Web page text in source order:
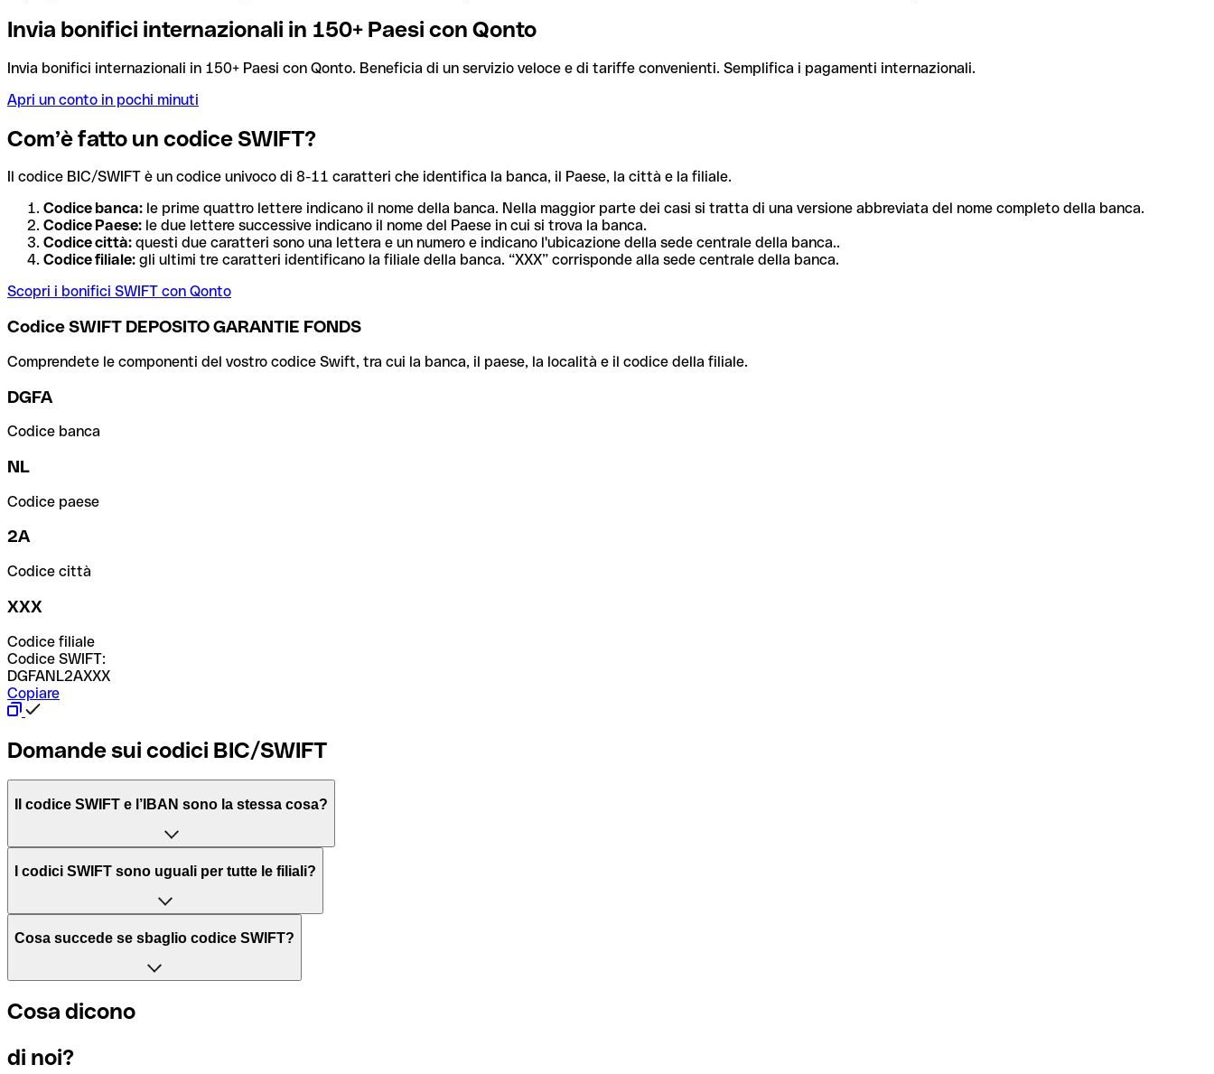
Invia bonifici internazionali in 150+ Paesi con Qonto
Invia bonifici internazionali in 150+ Paesi con Qonto. Beneficia di un servizio veloce e di tariffe convenienti. Semplifica i pagamenti internazionali.
Apri un conto in pochi minuti
Com’è fatto un codice SWIFT?
Il codice BIC/SWIFT è un codice univoco di 8-11 caratteri che identifica la banca, il Paese, la città e la filiale.
Codice banca: le prime quattro lettere indicano il nome della banca. Nella maggior parte dei casi si tratta di una versione abbreviata del nome completo della banca.
Codice Paese: le due lettere successive indicano il nome del Paese in cui si trova la banca.
Codice città: questi due caratteri sono una lettera e un numero e indicano l'ubicazione della sede centrale della banca..
Codice filiale: gli ultimi tre caratteri identificano la filiale della banca. “XXX” corrisponde alla sede centrale della banca.
Scopri i bonifici SWIFT con Qonto
Codice SWIFT DEPOSITO GARANTIE FONDS
Comprendete le componenti del vostro codice Swift, tra cui la banca, il paese, la località e il codice della filiale.
DGFA
Codice banca
NL
Codice paese
2A
Codice città
XXX
Codice filiale
Codice SWIFT:
DGFANL2AXXX
Copiare
Domande sui codici BIC/SWIFT
Il codice SWIFT e l’IBAN sono la stessa cosa?
L'acronimo SWIFT sta per “Society for Worldwide Interbank Financial Telecommunication”, una rete globale per l’elaborazione dei pagamenti tra diversi Paesi.
Il BIC, invece, sta per “Bank Identifier Code” ed è una sequenza di caratteri necessaria per indirizzare un bonifico internazionale.
I codici SWIFT sono uguali per tutte le filiali?
Dipende dalle banche. In alcuni casi le banche utilizzano lo stesso codice SWIFT per filiali diverse. In altri casi, le banche preferiscono avere un codice SWIFT dedicato per ogni
Per sapere a quale filiale fa riferimento un codice SWIFT, è necessario controllare le ultime cifre. Se il codice termina con XXX, significa che è il codice SWIFT della sede centrale.
Cosa succede se sbaglio codice SWIFT?
Se per caso invii un pagamento a un codice SWIFT esistente ma sbagliato, la banca ricevente deve segnalare che non gestisce il conto del destinatario e stornare il pagamento.
Se ti accorgi di aver usato un codice SWIFT sbagliato, contatta immediatamente la tua banca e chiedi di annullare la transazione.
Cosa dicono
di noi?